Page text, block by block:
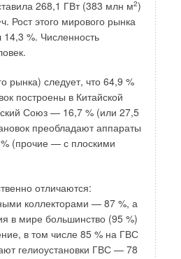
268,1 ГВт (383 млн м2)
Рост этого мирового рынка
%. Численность
рынка) следует, что 64,9 %
построены в Китайской
Союз — 16,7 % (или 27,5
преобладают аппараты
(прочие — с плоскими
отличаются:
коллекторами — 87 %, а
в мире большинство (95 %)
в том числе 85 % на ГВС
гелиоустановки ГВС — 78
5.1.16 СП
документе для сообщения
проем с противопожарными
тамбур-шлюза с подпором
по пункту 5.1.26
компенсация объемов
нижнюю зону с дисбалансом
этой нормы крайне
системы дымоудаления
Целью данной
нормативных документов
этого
быть услышанным и
упрощенной методикой